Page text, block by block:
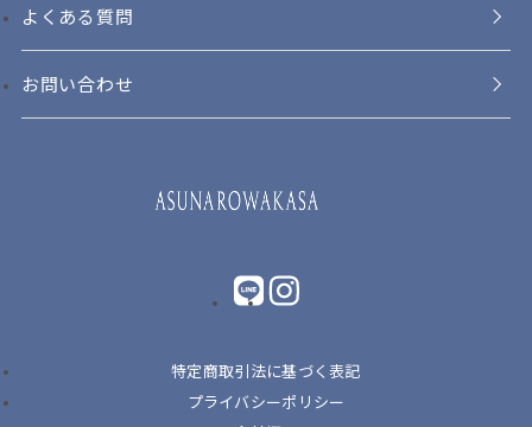
よくある質問
お問い合わせ
LINE instagram
特定商取引法に基づく表記
プライバシーポリシー